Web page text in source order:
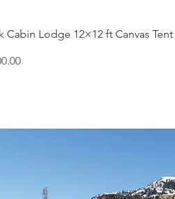
ดูข้อมูลด่ว
Cabin Lodge 12×12 ft Canvas